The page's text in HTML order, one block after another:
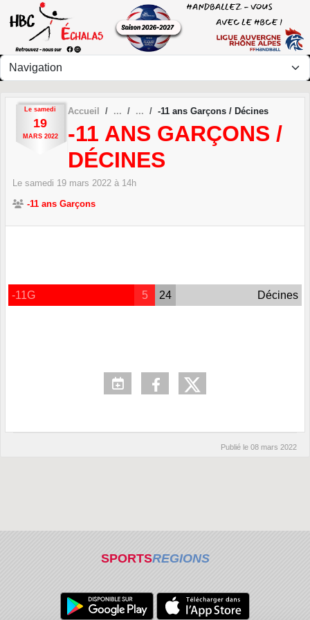
Le samedi
19
MARS 2022
Accueil -11 ans Garçons / Décines
-11 ANS GARÇONS /
DÉCINES
Le samedi 19 mars 2022 à 14h
-11 ans Garçons
-11G 5 24 Décines
Publié le 08 mars 2022
SPORTSREGIONS
Panneau de gestion des cookies